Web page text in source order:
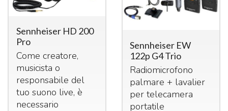
Sennheiser HD 200
Pro
Come creatore,
musicista o
responsabile del
tuo suono live, è
necessario
Sennheiser EW
122p G4 Trio
Radiomicrofono
palmare + lavalier
per telecamera
portatile